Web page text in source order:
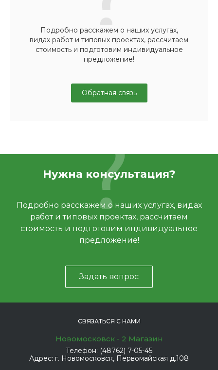
Подробно расскажем о наших услугах,
видах работ и типовых проектах, рассчитаем
стоимость и подготовим индивидуальное
предложение!
Обратная связь
Нужна консультация?
Подробно расскажем о наших услугах, видах
работ и типовых проектах, рассчитаем
стоимость и подготовим индивидуальное
предложение!
Задать вопрос
СВЯЗАТЬСЯ С НАМИ
Новомосковск - 2 Магазин
Телефон: (48762) 7-05-45
Адрес: г. Новомосковск, Первомайская д.108